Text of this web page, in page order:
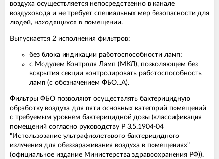
воздуха осуществляется непосредственно в канале
воздуховода и не требует специальных мер безопасности для
людей, находящихся в помещении.
Выпускается 2 исполнения фильтров:
без блока индикации работоспособности ламп;
с Модулем Контроля Ламп (МКЛ), позволяющем без
вскрытия секции контролировать работоспособность
ламп (с обозначением ФБО...А).
Фильтры ФБО позволяют осуществлять бактерицидную
обработку воздуха для пяти основных категорий помещений
с требуемым уровнем бактерицидной дозы (классификация
помещений согласно руководству Р 3.5.1904-04
"Использование ультрафиолетового бактерицидного
излучения для обеззараживания воздуха в помещениях"
(официальное издание Министерства здравоохранения РФ)).